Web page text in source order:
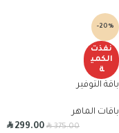
-20%
نفذت
الكمي
ة
باقة التوفير
باقات الماهر
R375.00
R299.00